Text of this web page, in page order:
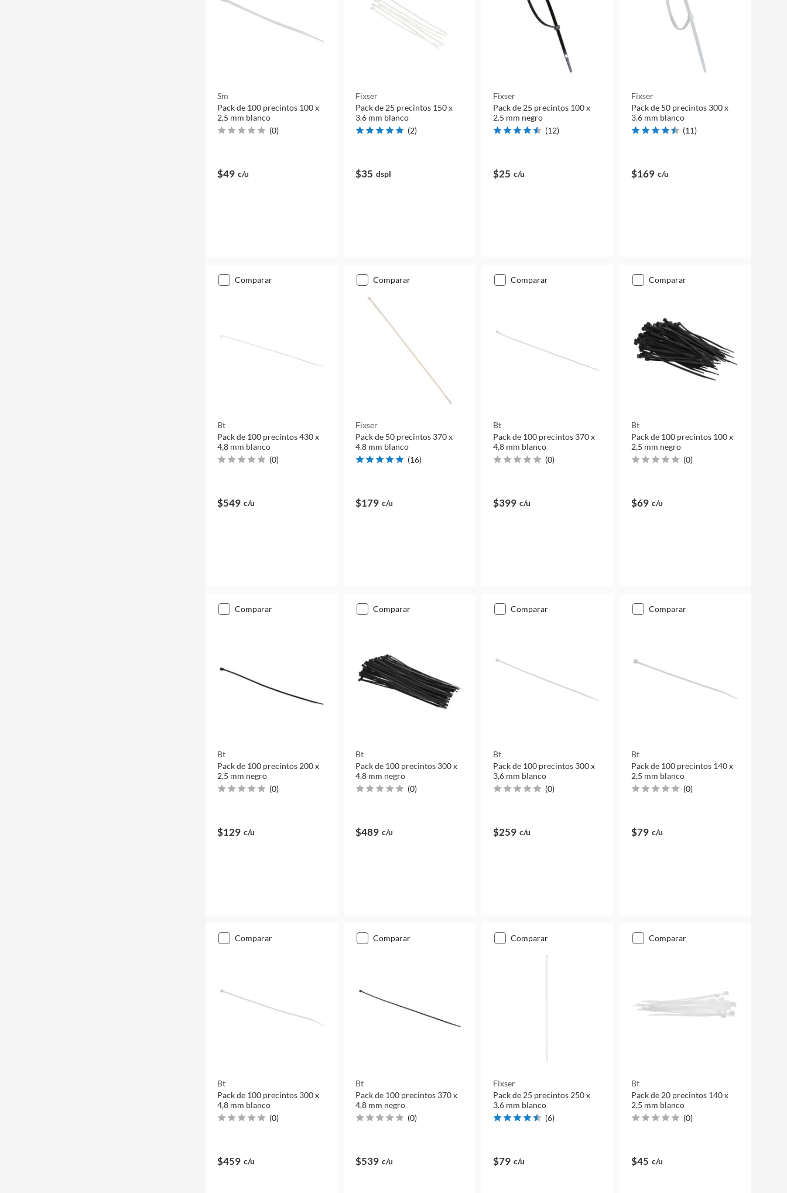
Sm
Pack de 100 precintos 100 x
2,5 mm blanco
(0)
$49 c/u
Fixser
Pack de 25 precintos 150 x
3.6 mm blanco
(2)
$35 dspl
Fixser
Pack de 25 precintos 100 x
2.5 mm negro
(12)
$25 c/u
Fixser
Pack de 50 precintos 300 x
3.6 mm blanco
(11)
$169 c/u
comparar
Bt
Pack de 100 precintos 430 x
4,8 mm blanco
(0)
$549 c/u
comparar
Fixser
Pack de 50 precintos 370 x
4.8 mm blanco
(16)
$179 c/u
comparar
Bt
Pack de 100 precintos 370 x
4,8 mm blanco
(0)
$399 c/u
comparar
Bt
Pack de 100 precintos 100 x
2,5 mm negro
(0)
$69 c/u
comparar
Bt
Pack de 100 precintos 200 x
2,5 mm negro
(0)
$129 c/u
comparar
Bt
Pack de 100 precintos 300 x
4,8 mm negro
(0)
$489 c/u
comparar
Bt
Pack de 100 precintos 300 x
3,6 mm blanco
(0)
$259 c/u
comparar
Bt
Pack de 100 precintos 140 x
2,5 mm blanco
(0)
$79 c/u
comparar
Bt
Pack de 100 precintos 300 x
4,8 mm blanco
(0)
$459 c/u
comparar
Bt
Pack de 100 precintos 370 x
4,8 mm negro
(0)
$539 c/u
comparar
Fixser
Pack de 25 precintos 250 x
3.6 mm blanco
(6)
$79 c/u
comparar
Bt
Pack de 20 precintos 140 x
2,5 mm blanco
(0)
$45 c/u